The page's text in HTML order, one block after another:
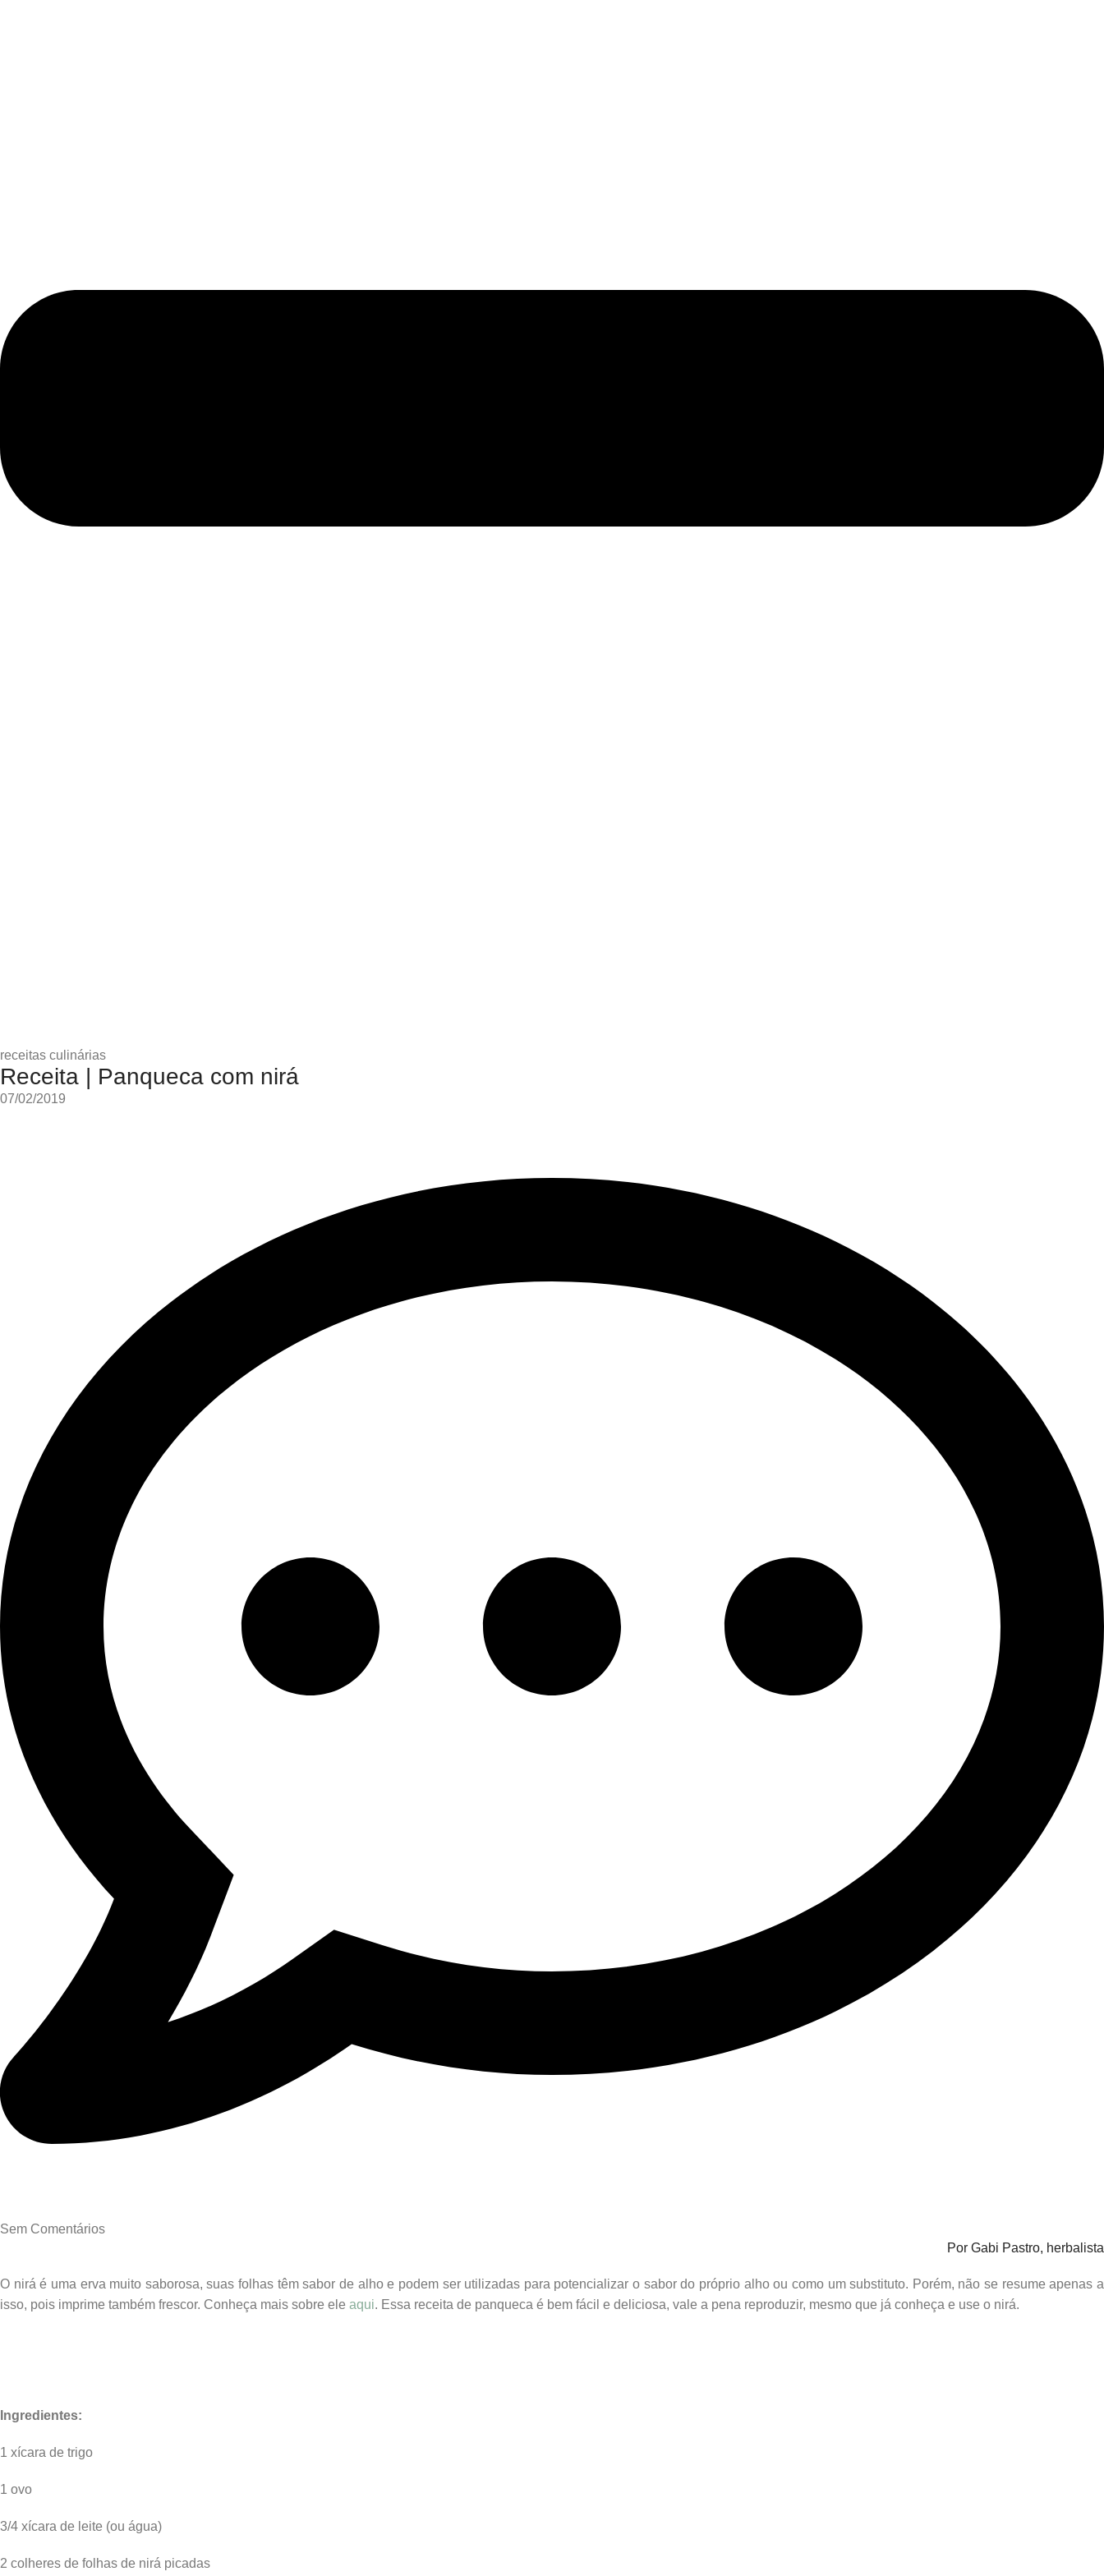
receitas culinárias
Receita | Panqueca com nirá
07/02/2019
Sem Comentários
Por Gabi Pastro, herbalista
O nirá é uma erva muito saborosa, suas folhas têm sabor de alho e podem ser utilizadas para potencializar o sabor do próprio alho ou como um substituto. Porém, não se resume apenas a
isso, pois imprime também frescor. Conheça mais sobre ele aqui. Essa receita de panqueca é bem fácil e deliciosa, vale a pena reproduzir, mesmo que já conheça e use o nirá.
Ingredientes:
1 xícara de trigo
1 ovo
3/4 xícara de leite (ou água)
2 colheres de folhas de nirá picadas